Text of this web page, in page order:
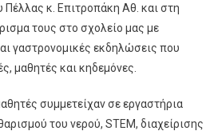
κ. Επιτροπάκη Αθ. και στη
τους στο σχολείο μας με
γαστρονομικές εκδηλώσεις που
μαθητές και κηδεμόνες.
συμμετείχαν σε εργαστήρια
του νερού, STEM, διαχείρισης